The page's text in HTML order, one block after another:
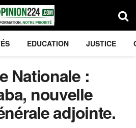
EDUCATION JUSTICE
Nationale :
nouvelle
adjointe.